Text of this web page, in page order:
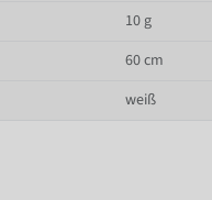
10 g
60 cm
weiß